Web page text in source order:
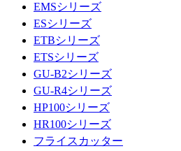
EMSシリーズ
ESシリーズ
ETBシリーズ
ETSシリーズ
GU-B2シリーズ
GU-R4シリーズ
HP100シリーズ
HR100シリーズ
フライスカッター